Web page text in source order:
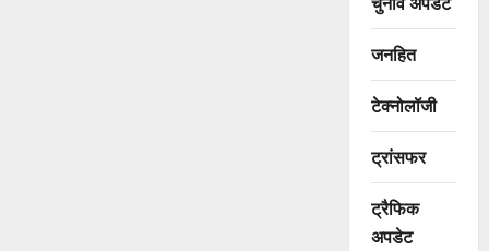
जनहित
टेक्नोलॉजी
ट्रांसफर
ट्रैफिक
अपडेट